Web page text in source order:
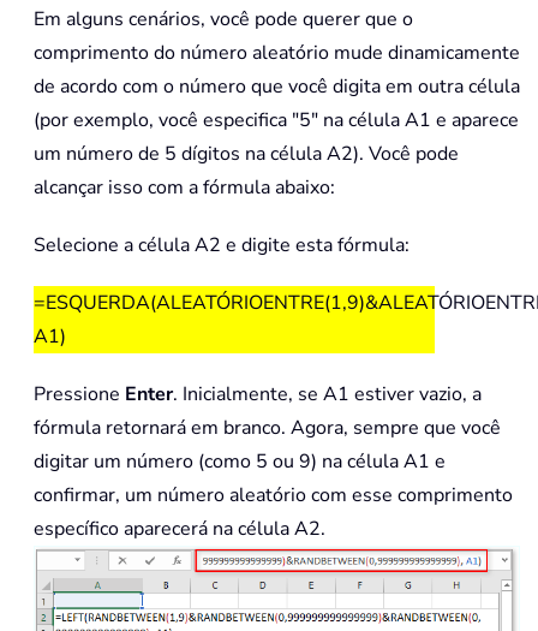
Em alguns cenários, você pode querer que o
comprimento do número aleatório mude dinamicamente
de acordo com o número que você digita em outra célula
(por exemplo, você especifica "5" na célula A1 e aparece
um número de 5 dígitos na célula A2). Você pode
alcançar isso com a fórmula abaixo:
Selecione a célula A2 e digite esta fórmula:
A1)
Pressione Enter. Inicialmente, se A1 estiver vazio, a
fórmula retornará em branco. Agora, sempre que você
digitar um número (como 5 ou 9) na célula A1 e
confirmar, um número aleatório com esse comprimento
específico aparecerá na célula A2.